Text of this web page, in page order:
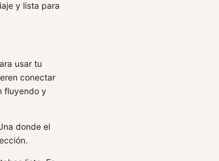
y lista para
usar tu
conectar
fluyendo y
donde el